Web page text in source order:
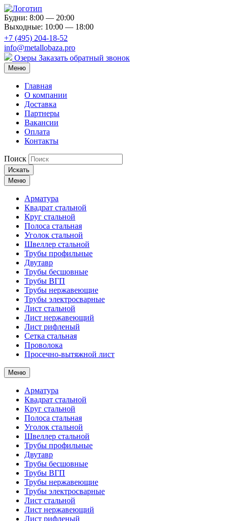
Будни: 8:00 — 20:00
Выходные: 10:00 — 18:00
+7 (495) 204-18-52
info@metallobaza.pro
Озеры Заказать обратный звонок
Меню
Главная
О компании
Доставка
Партнеры
Вакансии
Оплата
Контакты
Поиск
Искать
Меню
Арматура
Квадрат стальной
Круг стальной
Полоса стальная
Уголок стальной
Швеллер стальной
Трубы профильные
Двутавр
Трубы бесшовные
Трубы ВГП
Трубы нержавеющие
Трубы электросварные
Лист стальной
Лист нержавеющий
Лист рифленый
Сетка стальная
Проволока
Просечно-вытяжной лист
Меню
Арматура
Квадрат стальной
Круг стальной
Полоса стальная
Уголок стальной
Швеллер стальной
Трубы профильные
Двутавр
Трубы бесшовные
Трубы ВГП
Трубы нержавеющие
Трубы электросварные
Лист стальной
Лист нержавеющий
Лист рифленый